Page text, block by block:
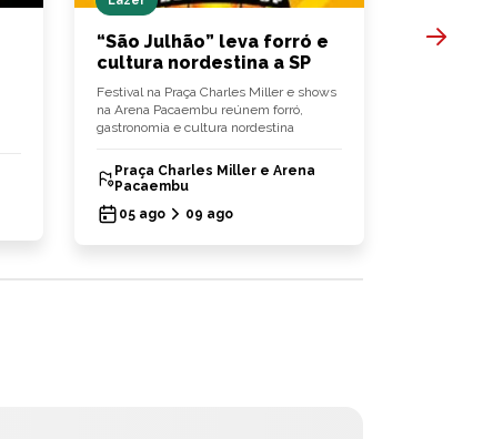
“São Julhão” leva forró e
cultura nordestina a SP
Festival na Praça Charles Miller e shows
na Arena Pacaembu reúnem forró,
gastronomia e cultura nordestina
Praça Charles Miller e Arena
Pacaembu
05 ago
09 ago